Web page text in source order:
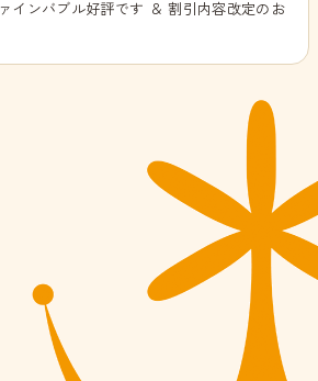
インバブル好評です ＆ 割引内容改定のお